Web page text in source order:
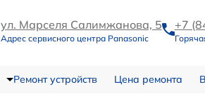
ул. Марселя Салимжанова, 5
Адрес сервисного центра Panasonic
+7
Ремонт устройств Цена ремонта